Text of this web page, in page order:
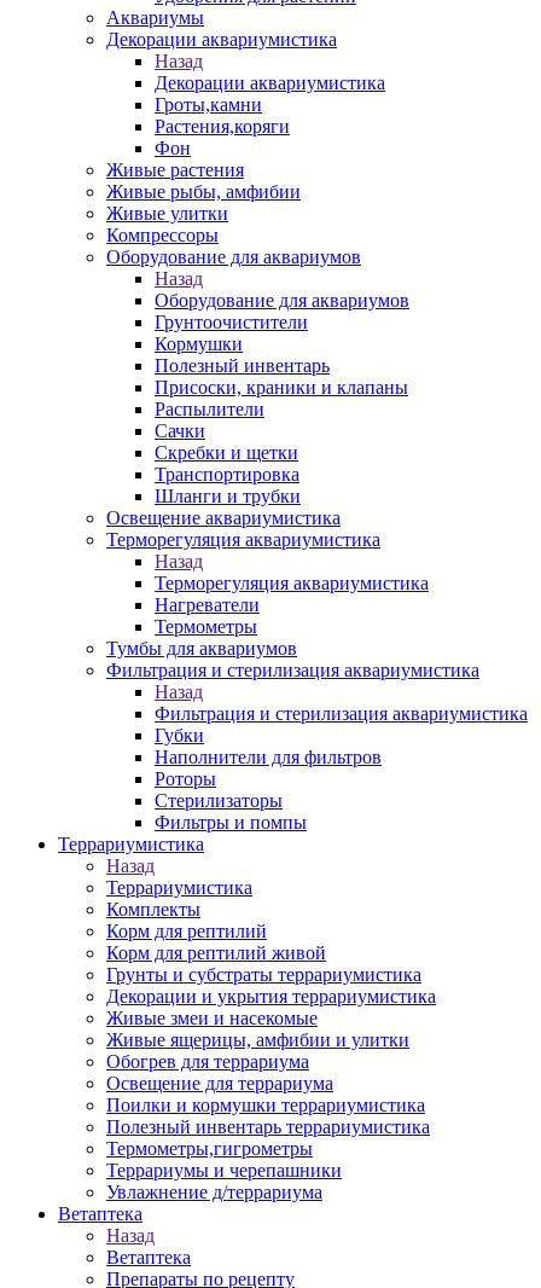
Аквариумы
Декорации аквариумистика
Назад
Декорации аквариумистика
Гроты,камни
Растения,коряги
Фон
Живые растения
Живые рыбы, амфибии
Живые улитки
Компрессоры
Оборудование для аквариумов
Назад
Оборудование для аквариумов
Грунтоочистители
Кормушки
Полезный инвентарь
Присоски, краники и клапаны
Распылители
Сачки
Скребки и щетки
Транспортировка
Шланги и трубки
Освещение аквариумистика
Терморегуляция аквариумистика
Назад
Терморегуляция аквариумистика
Нагреватели
Термометры
Тумбы для аквариумов
Фильтрация и стерилизация аквариумистика
Назад
Фильтрация и стерилизация аквариумистика
Губки
Наполнители для фильтров
Роторы
Стерилизаторы
Фильтры и помпы
Террариумистика
Назад
Террариумистика
Комплекты
Корм для рептилий
Корм для рептилий живой
Грунты и субстраты террариумистика
Декорации и укрытия террариумистика
Живые змеи и насекомые
Живые ящерицы, амфибии и улитки
Обогрев для террариума
Освещение для террариума
Поилки и кормушки террариумистика
Полезный инвентарь террариумистика
Термометры,гигрометры
Террариумы и черепашники
Увлажнение д/террариума
Ветаптека
Назад
Ветаптека
Препараты по рецепту